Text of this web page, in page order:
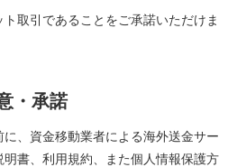
取引であることをご承諾いただけま
・承諾
、資金移動業者による海外送金サー
書、利用規約、また個人情報保護方